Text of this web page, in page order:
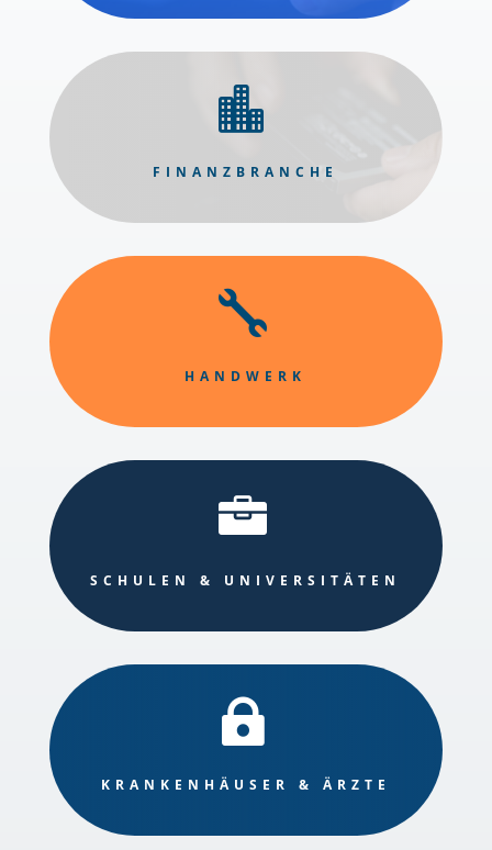

FINANZBRANCHE

HANDWERK

SCHULEN & UNIVERSITÄTEN

KRANKENHÄUSER & ÄRZTE